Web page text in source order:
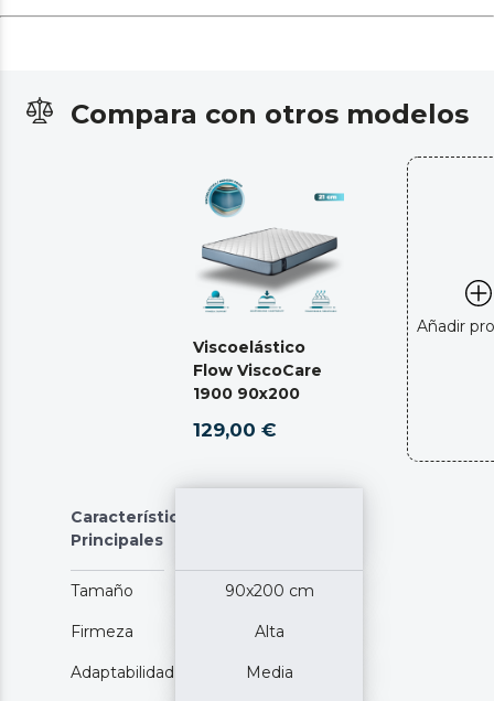
Compara con otros modelos
Viscoelástico
Flow ViscoCare
1900 90x200
129,00 €
Añadir
Características
Principales
Tamaño 90x200 cm
Firmeza Alta
Adaptabilidad Media